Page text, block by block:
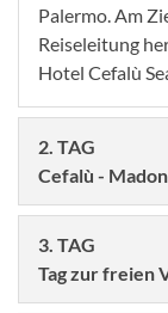
Palermo. Am
Reiseleitung
Hotel Cefalù
2. TAG
Cefalù -
3. TAG
Tag zur freien